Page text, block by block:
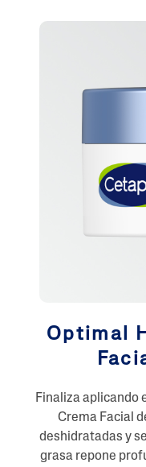
Optimal
Finaliza aplicando
Crema Facial
deshidratadas y
grasa repone